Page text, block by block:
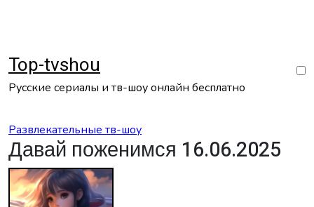
Top-tvshou
Русские сериалы и тв-шоу онлайн бесплатно
Развлекательные тв-шоу
Давай поженимся 16.06.2025